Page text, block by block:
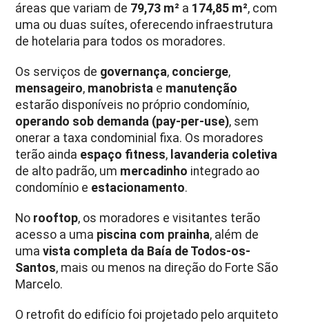
áreas que variam de 79,73 m² a 174,85 m², com
uma ou duas suítes, oferecendo infraestrutura
de hotelaria para todos os moradores.
Os serviços de governança, concierge,
mensageiro, manobrista e manutenção
estarão disponíveis no próprio condomínio,
operando sob demanda (pay-per-use), sem
onerar a taxa condominial fixa. Os moradores
terão ainda espaço fitness, lavanderia coletiva
de alto padrão, um mercadinho integrado ao
condomínio e estacionamento.
No rooftop, os moradores e visitantes terão
acesso a uma piscina com prainha, além de
umavista completa da Baía de Todos-os-
Santos, mais ou menos na direção do Forte São
Marcelo.
O retrofit do edifício foi projetado pelo arquiteto